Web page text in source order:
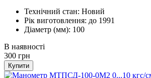
Технічний стан: Новий
Рік виготовлення: до 1991
Діаметр (мм): 100
В наявності
300 грн
Купити